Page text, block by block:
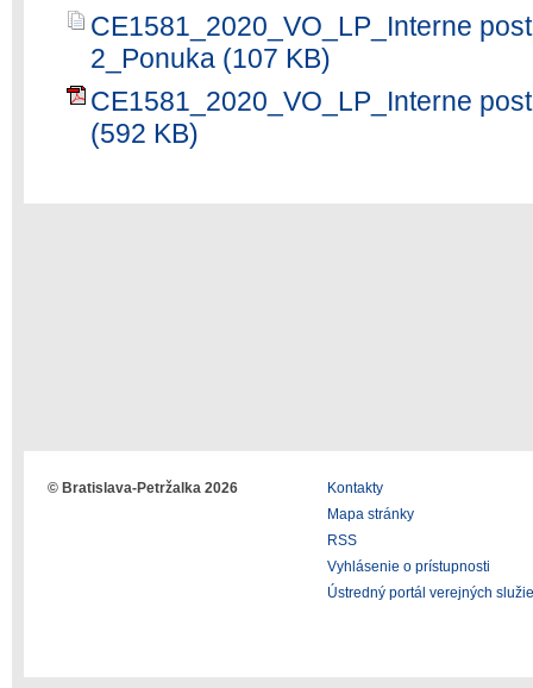
CE1581_2020_VO_LP_Interne
2_Ponuka (107 KB)
CE1581_2020_VO_LP_Interne
(592 KB)
© Bratislava-Petržalka 2026
Kontakty
Mapa stránky
RSS
Vyhlásenie o prístupnosti
Ústredný portál verejných